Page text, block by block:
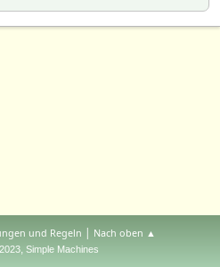
und Regeln | Nach oben ▲
, Simple Machines